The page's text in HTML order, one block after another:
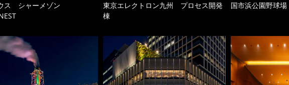
ス シャーメゾン
東京エレクトロン九州 プロセス開発
棟
国市浜公園野球場